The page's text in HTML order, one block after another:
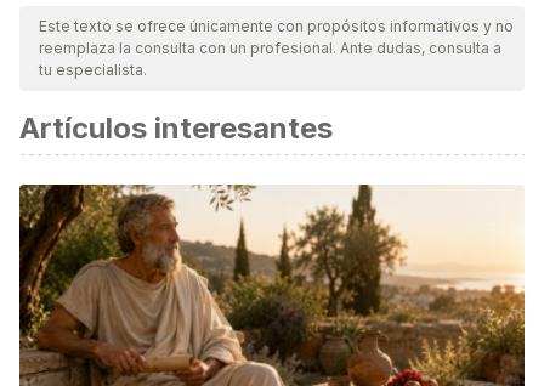
Este texto se ofrece únicamente con propósitos informativos y no
reemplaza la consulta con un profesional. Ante dudas, consulta a
tu especialista.
Artículos interesantes